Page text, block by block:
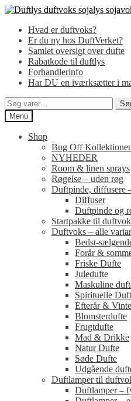
Spring
navigation
Spring
indholdHvad er duftvoks?
Er du ny hos DuftVerket?
Samlet oversigt over dufte
Rabatkode til duftlys
Forhandlerinfo
Har DU en iværksætter i
Søg
efter:
Menu
Shop
Bug Off
NYHEDER
Room & linen sprays
Røgelse – uden røg
Duftpinde, diffusere
Diffuser
Duftpinde og
Startpakke til
Duftvoks – alle
Bedst-
Forår &
Friske Dufte
Juledufte
Maskuline
Spirituelle
Efterår &
Blomsterdufte
Frugtdufte
Mad & Drikke
Natur Dufte
Søde Dufte
Udgående
Duftlamper til
Duftlamper –